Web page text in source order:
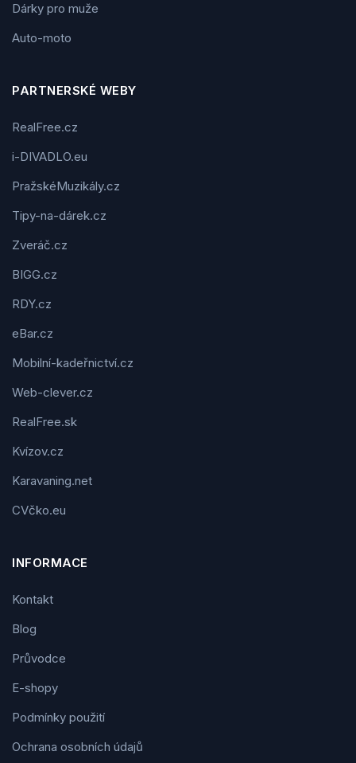
Dárky pro muže
Auto-moto
PARTNERSKÉ WEBY
RealFree.cz
i-DIVADLO.eu
PražskéMuzikály.cz
Tipy-na-dárek.cz
Zveráč.cz
BIGG.cz
RDY.cz
eBar.cz
Mobilní-kadeřnictví.cz
Web-clever.cz
RealFree.sk
Kvízov.cz
Karavaning.net
CVčko.eu
INFORMACE
Kontakt
Blog
Průvodce
E-shopy
Podmínky použití
Ochrana osobních údajů